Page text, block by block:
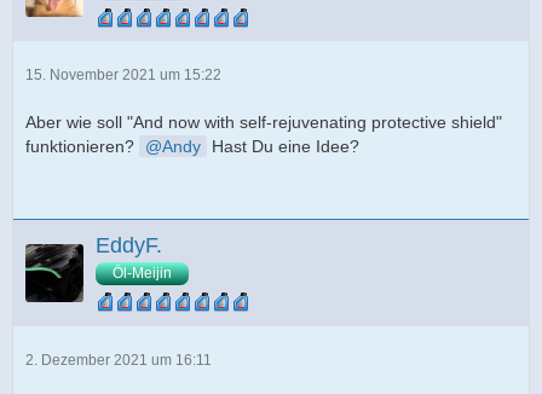
15. November 2021 um 15:22
Aber wie soll "And now with self-rejuvenating protective shield"
funktionieren?
Andy Hast Du eine Idee?
EddyF.
Öl-Meijin
2. Dezember 2021 um 16:11